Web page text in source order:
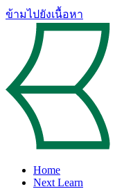
ข้ามไปยังเนื้อหา
Home
Next Learn